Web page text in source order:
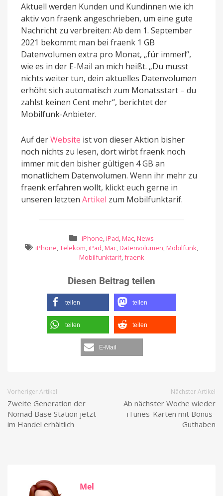
Aktuell werden Kunden und Kundinnen wie ich
aktiv von fraenk angeschrieben, um eine gute
Nachricht zu verbreiten: Ab dem 1. September
2021 bekommt man bei fraenk 1 GB
Datenvolumen extra pro Monat, „für immer!“,
wie es in der E-Mail an mich heißt. „Du musst
nichts weiter tun, dein aktuelles Datenvolumen
erhöht sich automatisch zum Monatsstart – du
zahlst keinen Cent mehr“, berichtet der
Mobilfunk-Anbieter.
Auf derWebsite ist von dieser Aktion bisher
noch nichts zu lesen, dort wirbt fraenk noch
immer mit den bisher gültigen 4 GB an
monatlichem Datenvolumen. Wenn ihr mehr zu
fraenk erfahren wollt, klickt euch gerne in
unseren letzten Artikel zum Mobilfunktarif.
iPhone, iPad, Mac, News
iPhone,Telekom, iPad, Mac, Datenvolumen, Mobilfunk,
Mobilfunktarif,fraenk
Diesen Beitrag teilen
teilen teilen
teilen teilen
E-Mail
Vorheriger Artikel
Zweite Generation der
Nomad Base Station jetzt
im Handel erhältlich
Nächster Artikel
Ab nächster Woche wieder
iTunes-Karten mit Bonus-
Guthaben
Mel